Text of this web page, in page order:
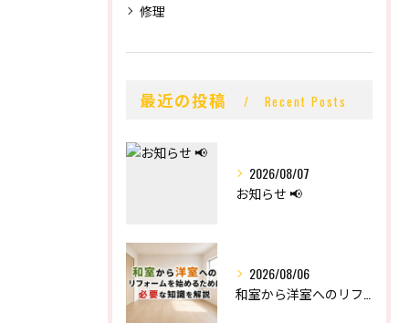
修理
最近の投稿 Recent Posts
2026/08/07
お知らせ 📢
2026/08/06
和室から洋室へのリフォームを始めるために必要な知識を解説